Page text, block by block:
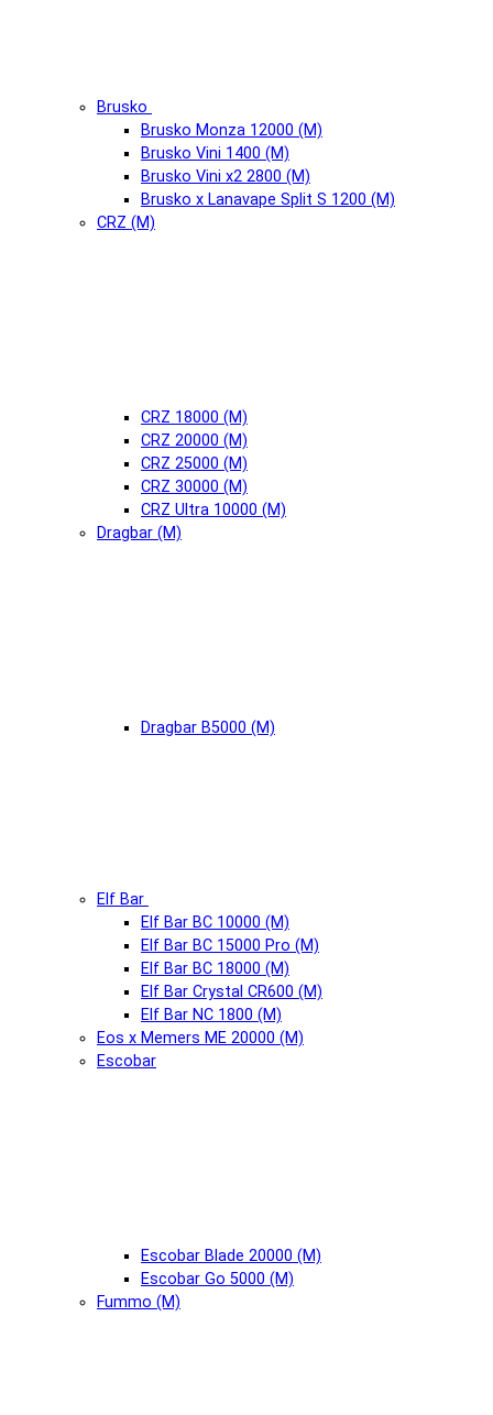
Brusko
Brusko Monza 12000 (М)
Brusko Vini 1400 (М)
Brusko Vini x2 2800 (М)
Brusko x Lanavape Split S 1200 (М)
CRZ (М)
CRZ 18000 (М)
CRZ 20000 (М)
CRZ 25000 (М)
CRZ 30000 (М)
CRZ Ultra 10000 (М)
Dragbar (М)
Dragbar B5000 (М)
Elf Bar
Elf Bar BC 10000 (М)
Elf Bar BC 15000 Pro (М)
Elf Bar BC 18000 (М)
Elf Bar Crystal CR600 (М)
Elf Bar NC 1800 (М)
Eos x Memers ME 20000 (М)
Escobar
Escobar Blade 20000 (М)
Escobar Go 5000 (М)
Fummo (М)